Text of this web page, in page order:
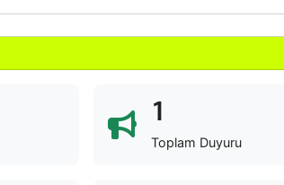
1
Toplam Duyuru